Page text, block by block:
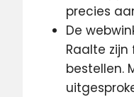
precies
De
Raalte
bestellen.